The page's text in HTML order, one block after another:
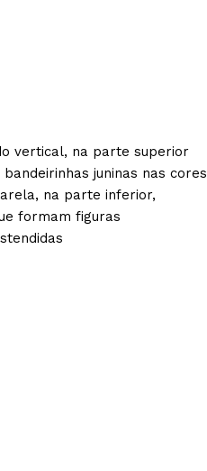
vertical, na parte superior
juninas nas cores
na parte inferior,
formam figuras